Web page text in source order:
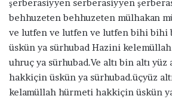
şerberasiyyen serberasiyyen
behhuzeten behhuzeten mülhakan
ve lutfen ve lutfen ve lutfen bihi bihi
üskün ya sürhubad Hazini
uhruç ya sürhubad.Ve altı bin altı yüz
hakkiçin üskün ya sürhubad.üçyüz
kelamüllah hürmeti hakkiçin üskün